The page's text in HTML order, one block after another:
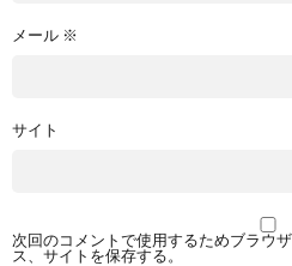
メール ※
サイト
次回のコメントで使用するためブラウ
ス、サイトを保存する。